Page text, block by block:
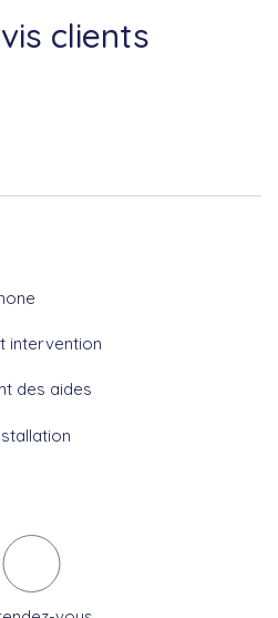
clients
intervention
des aides